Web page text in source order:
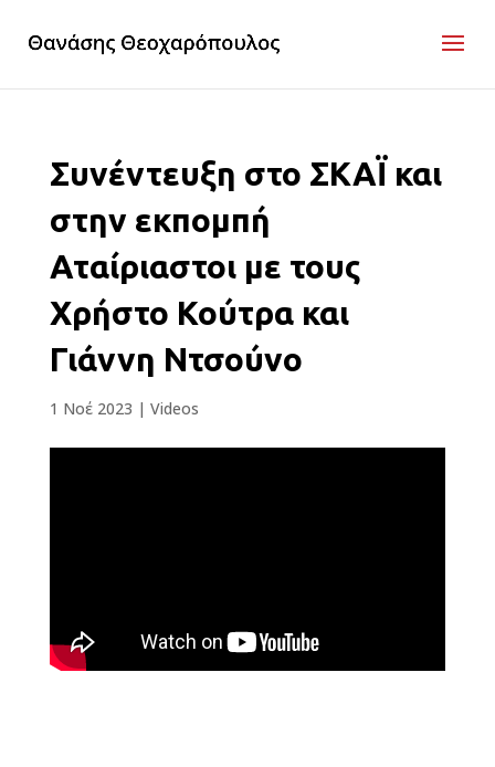
Συνέντευξη στο ΣΚΑΪ και
στην εκπομπή
Αταίριαστοι με τους
Χρήστο Κούτρα και
Γιάννη Ντσούνο
1 Νοέ 2023 | Videos